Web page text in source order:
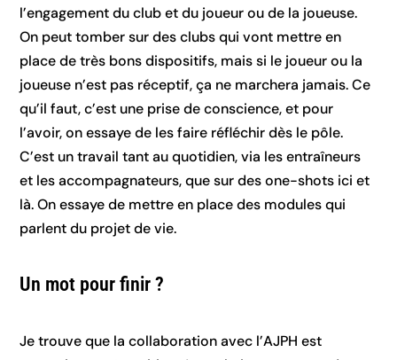
l’engagement du club et du joueur ou de la joueuse.
On peut tomber sur des clubs qui vont mettre en
place de très bons dispositifs, mais si le joueur ou la
joueuse n’est pas réceptif, ça ne marchera jamais. Ce
qu’il faut, c’est une prise de conscience, et pour
l’avoir, on essaye de les faire réfléchir dès le pôle.
C’est un travail tant au quotidien, via les entraîneurs
et les accompagnateurs, que sur des one-shots ici et
là. On essaye de mettre en place des modules qui
parlent du projet de vie.
Un mot pour finir ?
Je trouve que la collaboration avec l’AJPH est